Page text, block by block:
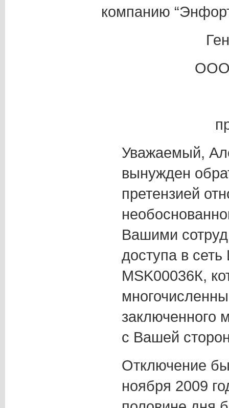
компанию
ООО
Уважаемый,
вынужден
претензией
Вашими
доступа в
MSK00036К,
заключенного
с Вашей
Отключение
ноября 2009